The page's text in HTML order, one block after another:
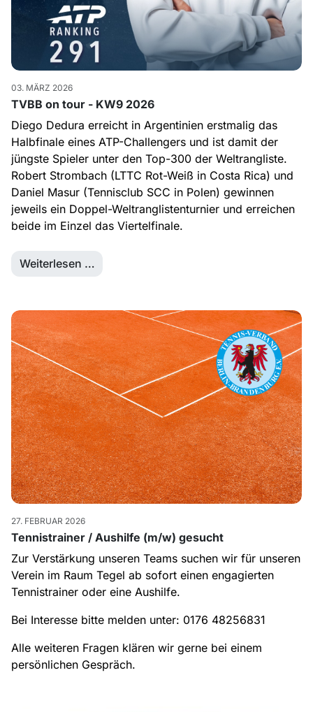
03. MÄRZ 2026
TVBB on tour - KW9 2026
Diego Dedura erreicht in Argentinien erstmalig das
Halbfinale eines ATP-Challengers und ist damit der
jüngste Spieler unter den Top-300 der Weltrangliste.
Robert Strombach (LTTC Rot-Weiß in Costa Rica) und
Daniel Masur (Tennisclub SCC in Polen) gewinnen
jeweils ein Doppel-Weltranglistenturnier und erreichen
beide im Einzel das Viertelfinale.
Weiterlesen …
27. FEBRUAR 2026
Tennistrainer / Aushilfe (m/w) gesucht
Zur Verstärkung unseren Teams suchen wir für unseren
Verein im Raum Tegel ab sofort einen engagierten
Tennistrainer oder eine Aushilfe.
Bei Interesse bitte melden unter: 0176 48256831
Alle weiteren Fragen klären wir gerne bei einem
persönlichen Gespräch.